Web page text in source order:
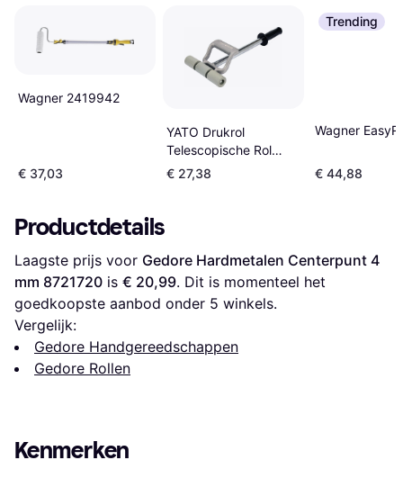
Wagner 2419942
€ 37,03
YATO Drukrol
Telescopische Rol
190mm 19cm
€ 27,38
Trending
Wagner
€ 44,88
Productdetails
Laagste prijs voor Gedore Hardmetalen Centerpunt 4
mm 8721720 is € 20,99. Dit is momenteel het
goedkoopste aanbod onder 5 winkels.
Vergelijk:
Gedore Handgereedschappen
Gedore Rollen
Kenmerken